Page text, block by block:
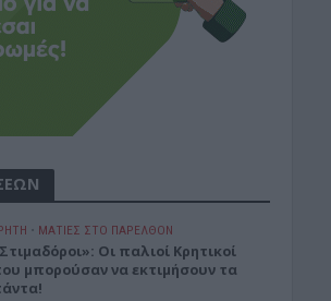
• ΜΑΤΙΕΣ ΣΤΟ ΠΑΡΕΛΘΟΝ
Οι παλιοί Κρητικοί
μπορούσαν να εκτιμήσουν τα